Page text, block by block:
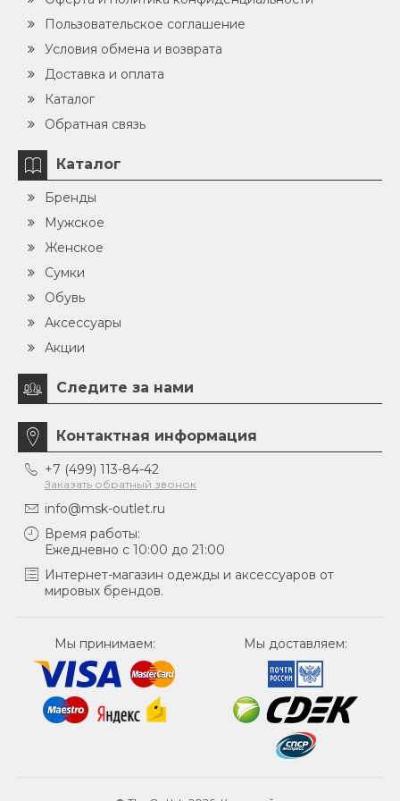
Пользовательское соглашение
Условия обмена и возврата
Доставка и оплата
Каталог
Обратная связь
Каталог
Бренды
Мужское
Женское
Сумки
Обувь
Аксессуары
Акции
Следите за нами
Контактная информация
+7 (499) 113-84-42
Заказать обратный звонок
info@msk-outlet.ru
Время работы:
Ежедневно с 10:00 до 21:00
Интернет-магазин одежды и аксессуаров от
мировых брендов.
Мы принимаем: Мы доставляем: